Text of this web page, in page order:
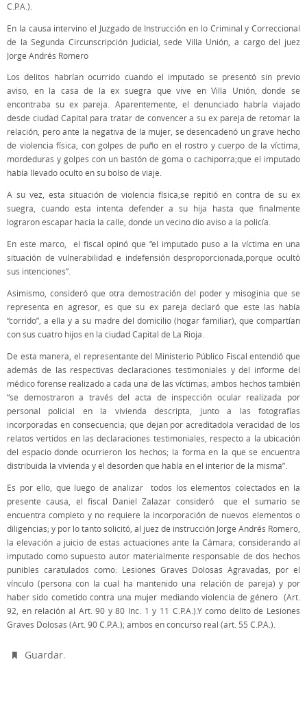
C.P.A.).
En la causa intervino el Juzgado de Instrucción en lo Criminal y Correccional
de la Segunda Circunscripción Judicial, sede Villa Unión, a cargo del juez
Jorge Andrés Romero
Los delitos habrían ocurrido cuando el imputado se presentó sin previo
aviso, en la casa de la ex suegra que vive en Villa Unión, donde se
encontraba su ex pareja. Aparentemente, el denunciado habría viajado
desde ciudad Capital para tratar de convencer a su ex pareja de retomar la
relación, pero ante la negativa de la mujer, se desencadenó un grave hecho
de violencia física, con golpes de puño en el rostro y cuerpo de la víctima,
mordeduras y golpes con un bastón de goma o cachiporra;que el imputado
había llevado oculto en su bolso de viaje.
A su vez, esta situación de violencia física,se repitió en contra de su ex
suegra, cuando esta intenta defender a su hija hasta que finalmente
lograron escapar hacia la calle, donde un vecino dio aviso a la policía.
En este marco, el fiscal opinó que “el imputado puso a la víctima en una
situación de vulnerabilidad e indefensión desproporcionada,porque ocultó
sus intenciones”.
Asimismo, consideró que otra demostración del poder y misoginia que se
representa en agresor, es que su ex pareja declaró que este las había
“corrido”, a ella y a su madre del domicilio (hogar familiar), que compartían
con sus cuatro hijos en la ciudad Capital de La Rioja.
De esta manera, el representante del Ministerio Público Fiscal entendió que
además de las respectivas declaraciones testimoniales y del informe del
médico forense realizado a cada una de las víctimas; ambos hechos también
“se demostraron a través del acta de inspección ocular realizada por
personal policial en la vivienda descripta, junto a las fotografías
incorporadas en consecuencia; que dejan por acreditadola veracidad de los
relatos vertidos en las declaraciones testimoniales, respecto a la ubicación
del espacio donde ocurrieron los hechos; la forma en la que se encuentra
distribuida la vivienda y el desorden que había en el interior de la misma”.
Es por ello, que luego de analizar todos los elementos colectados en la
presente causa, el fiscal Daniel Zalazar consideró que el sumario se
encuentra completo y no requiere la incorporación de nuevos elementos o
diligencias; y por lo tanto solicitó, al juez de instrucción Jorge Andrés Romero,
la elevación a juicio de estas actuaciones ante la Cámara; considerando al
imputado como supuesto autor materialmente responsable de dos hechos
punibles caratulados como: Lesiones Graves Dolosas Agravadas, por el
vínculo (persona con la cual ha mantenido una relación de pareja) y por
haber sido cometido contra una mujer mediando violencia de género (Art.
92, en relación al Art. 90 y 80 Inc. 1 y 11 C.P.A.).Y como delito de Lesiones
Graves Dolosas (Art. 90 C.P.A.); ambos en concurso real (art. 55 C.P.A.).
Guardar.